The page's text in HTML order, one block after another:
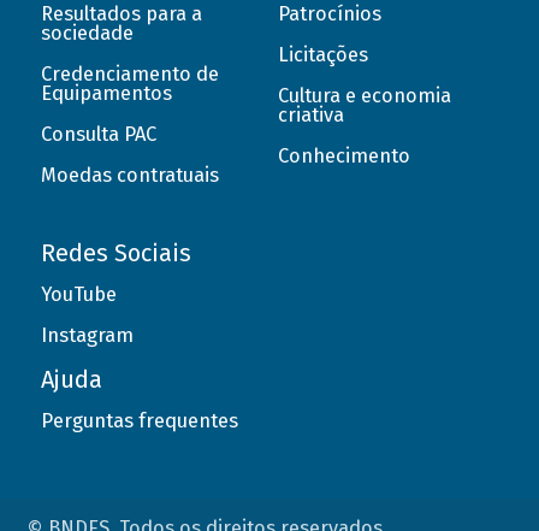
Resultados para a
sociedade
Credenciamento de
Equipamentos
Consulta PAC
Moedas contratuais
Patrocínios
Licitações
Cultura e economia
criativa
Conhecimento
Redes Sociais
YouTube
Instagram
Ajuda
Perguntas frequentes